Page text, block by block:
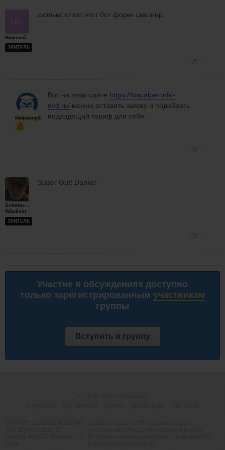
Николай
ЗРИТЕЛЬ
сколько стоит этот бот форек скалпер
Инфоклуб
Вот на этом сайте https://fxscalper.info-
dvd.ru/ можно оставить заявку и подобрать
подходящий тариф для себя.
Schelechow
Wladimir
ЗРИТЕЛЬ
Super Gut! Danke!
Участие в обсуждениях доступно
только зарегистрированным участникам
группы
Вступить в группу